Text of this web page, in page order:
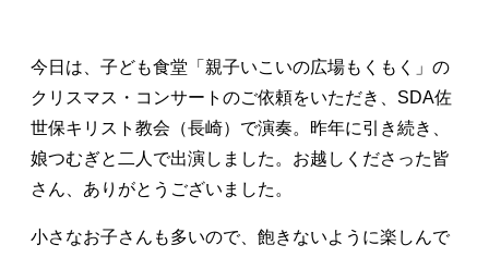
今日は、子ども食堂「親子いこいの広場もくもく」の
クリスマス・コンサートのご依頼をいただき、SDA佐
世保キリスト教会（長崎）で演奏。昨年に引き続き、
娘つむぎと二人で出演しました。お越しくださった皆
さん、ありがとうございました。
小さなお子さんも多いので、飽きないように楽しんで